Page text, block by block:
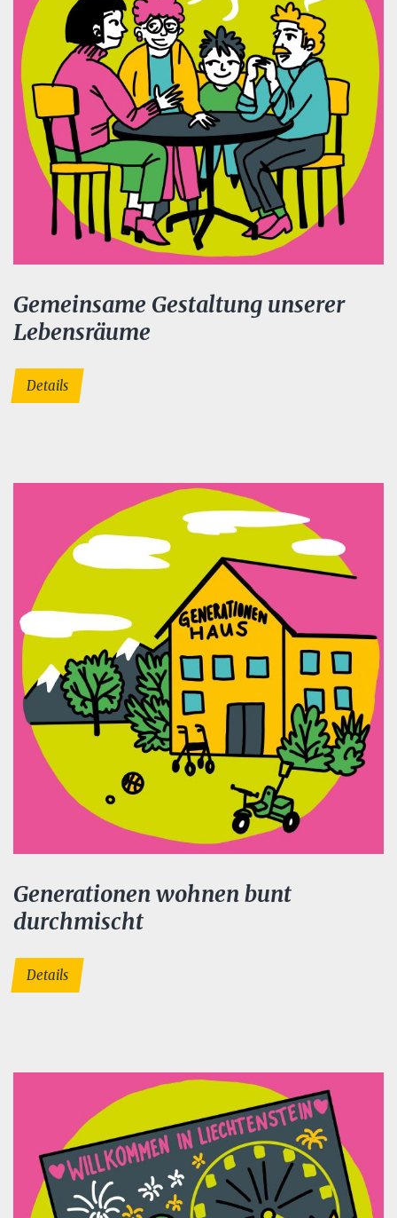
Gemeinsame Gestaltung unserer
Lebensräume
Details
Generationen wohnen bunt
durchmischt
Details